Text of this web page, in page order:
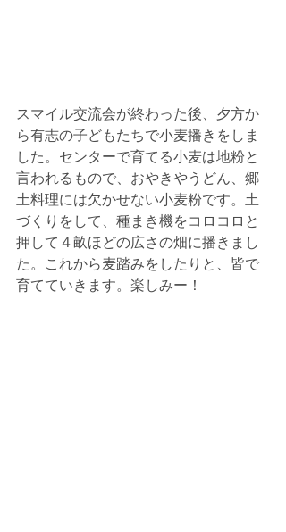
スマイル交流会が終わった後、夕方か
ら有志の子どもたちで小麦播きをしま
した。センターで育てる小麦は地粉と
言われるもので、おやきやうどん、郷
土料理には欠かせない小麦粉です。土
づくりをして、種まき機をコロコロと
押して４畝ほどの広さの畑に播きまし
た。これから麦踏みをしたりと、皆で
育てていきます。楽しみー！